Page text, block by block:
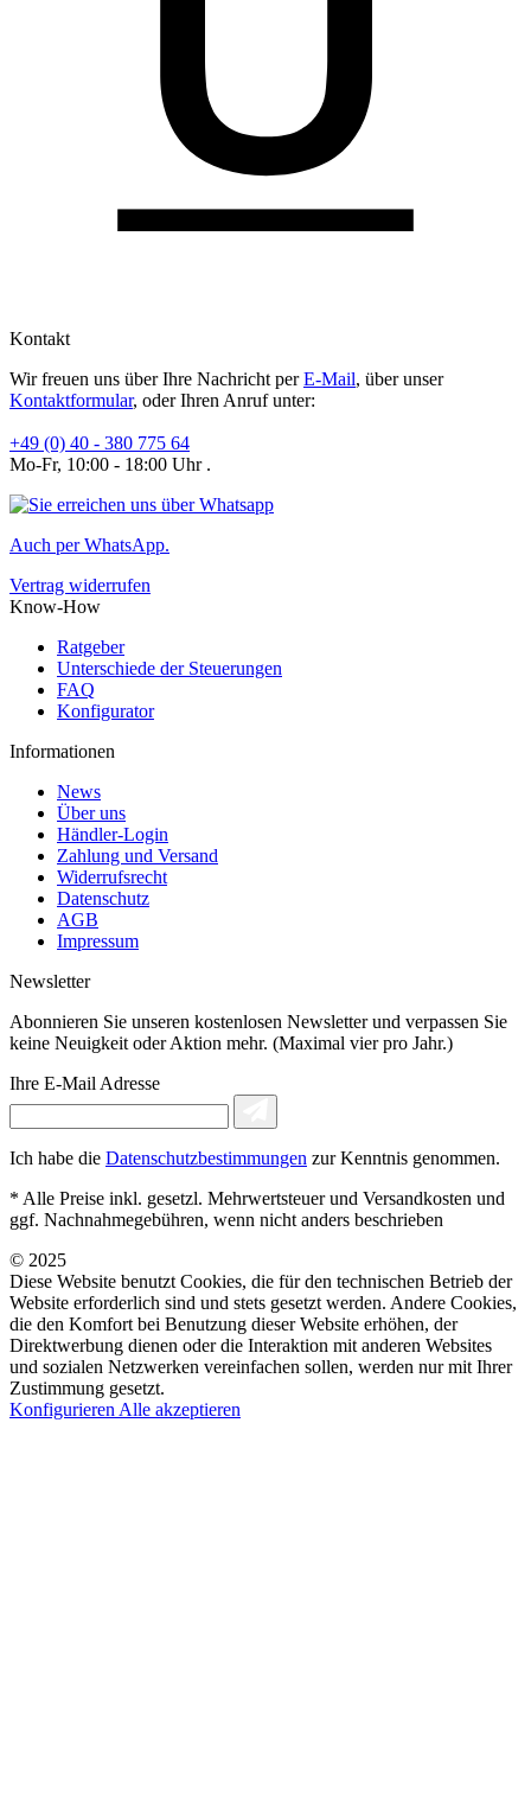
Kontakt
Wir freuen uns über Ihre Nachricht perE-Mail, über unser
Kontaktformular, oder Ihren Anruf unter:
+49 (0) 40 - 380 775 64
Mo-Fr, 10:00 - 18:00 Uhr .
Auch per WhatsApp.
Vertrag widerrufen
Know-How
Ratgeber
Unterschiede der Steuerungen
FAQ
Konfigurator
Informationen
News
Über uns
Händler-Login
Zahlung und Versand
Widerrufsrecht
Datenschutz
AGB
Impressum
Newsletter
Abonnieren Sie unseren kostenlosen Newsletter und verpassen Sie
keine Neuigkeit oder Aktion mehr. (Maximal vier pro Jahr.)
Ihre E-Mail Adresse
Ich habe die Datenschutzbestimmungen zur Kenntnis genommen.
* Alle Preise inkl. gesetzl. Mehrwertsteuer und Versandkosten und
ggf. Nachnahmegebühren, wenn nicht anders beschrieben
© 2025
Diese Website benutzt Cookies, die für den technischen Betrieb der
Website erforderlich sind und stets gesetzt werden. Andere Cookies,
die den Komfort bei Benutzung dieser Website erhöhen, der
Direktwerbung dienen oder die Interaktion mit anderen Websites
und sozialen Netzwerken vereinfachen sollen, werden nur mit Ihrer
Zustimmung gesetzt.
Konfigurieren Alle akzeptieren